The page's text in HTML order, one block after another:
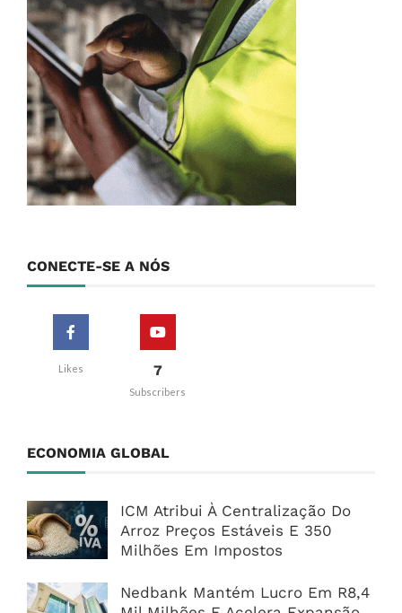
CONECTE-SE A NÓS
Likes 7
Subscribers
ECONOMIA GLOBAL
ICM Atribui À Centralização Do
Arroz Preços Estáveis E 350
Milhões Em Impostos
Nedbank Mantém Lucro Em R8,4